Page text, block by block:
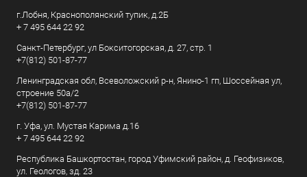
г.Лобня, Краснополянский тупик, д.2Б
+ 7 495 644 22 92
Санкт-Петербург, ул Бокситогорская, д. 27, стр. 1
+7(812) 501-87-77
Ленинградская обл, Всеволожский р-н, Янино-1 гп, Шоссейная ул,
строение 50а/2
+7(812) 501-87-77
г. Уфа, ул. Мустая Карима д.16
+ 7 495 644 22 92
Республика Башкортостан, город Уфимский район, д. Геофизиков,
ул. Геологов, зд. 23